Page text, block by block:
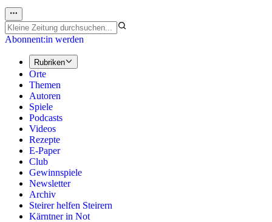
Abonnent:in werden
Rubriken
Orte
Themen
Autoren
Spiele
Podcasts
Videos
Rezepte
E-Paper
Club
Gewinnspiele
Newsletter
Archiv
Steirer helfen Steirern
Kärntner in Not